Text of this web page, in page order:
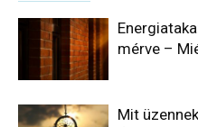
mérve –
Mit